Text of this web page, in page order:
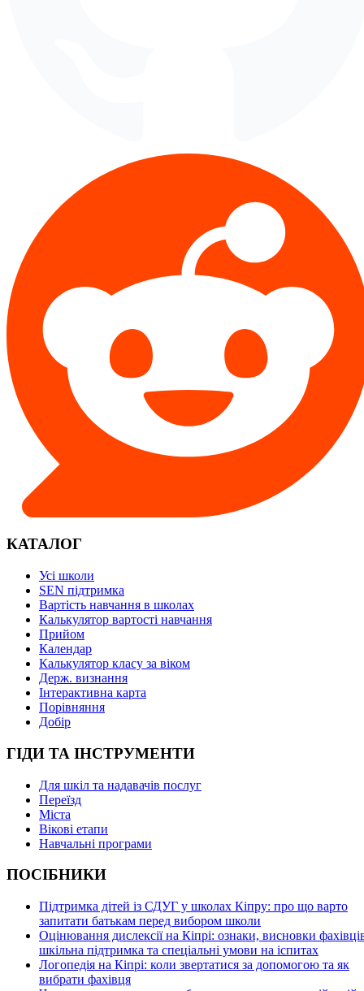
КАТАЛОГ
Усі школи
SEN підтримка
Вартість навчання в школах
Калькулятор вартості навчання
Прийом
Календар
Калькулятор класу за віком
Держ. визнання
Інтерактивна карта
Порівняння
Добір
ГІДИ ТА ІНСТРУМЕНТИ
Для шкіл та надавачів послуг
Переїзд
Міста
Вікові етапи
Навчальні програми
ПОСІБНИКИ
Підтримка дітей із СДУГ у школах Кіпру: про що варто
запитати батькам перед вибором школи
Оцінювання дислексії на Кіпрі: ознаки, висновки
шкільна підтримка та спеціальні умови на іспитах
Логопедія на Кіпрі: коли звертатися за допомогою та як
вибрати фахівця